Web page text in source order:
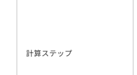
計算ステップ